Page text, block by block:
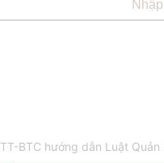
BTC hướng dẫn Luật